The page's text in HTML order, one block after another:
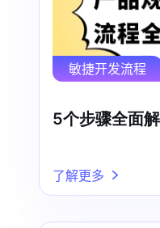
敏捷开发流程
5个步骤全面
了解更多